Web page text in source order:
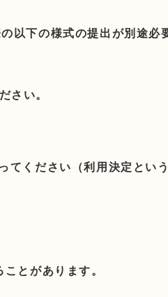
以下の様式の提出が別途必
さい。
てください（利用決定とい
とがあります。